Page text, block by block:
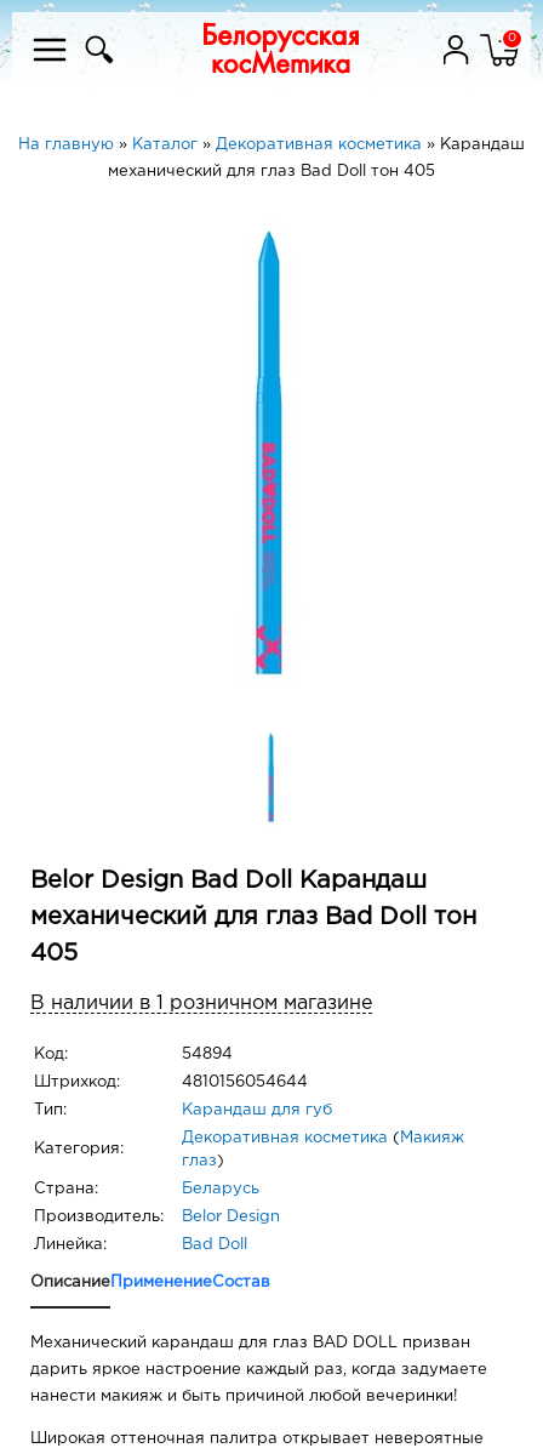
0
На главную » Каталог » Декоративная косметика » Карандаш
механический для глаз Bad Doll тон 405
Belor Design Bad Doll Карандаш
механический для глаз Bad Doll тон
405
В наличии в 1 розничном магазине
Код: 54894
Штрихкод: 4810156054644
Тип: Карандаш для губ
Категория:
Декоративная косметика ( Макияж
глаз )
Страна: Беларусь
Производитель: Belor Design
Линейка: Bad Doll
Описание ПрименениеСостав
Механический карандаш для глаз BAD DOLL призван
дарить яркое настроение каждый раз, когда задумаете
нанести макияж и быть причиной любой вечеринки!
Широкая оттеночная палитра открывает невероятные